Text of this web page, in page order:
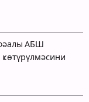
АБШ